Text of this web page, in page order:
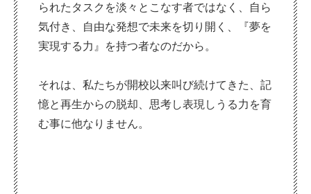
られたタスクを淡々とこなす者ではなく、自ら
気付き、自由な発想で未来を切り開く、『夢を
実現する力』を持つ者なのだから。
それは、私たちが開校以来叫び続けてきた、記
憶と再生からの脱却、思考し表現しうる力を育
む事に他なりません。